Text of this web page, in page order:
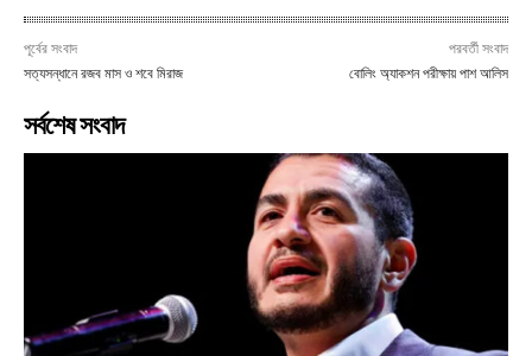
পূর্বের সংবাদ
সত্যসন্ধানে রজব মাস ও শবে মিরাজ
পরবর্তী সংবাদ
বোলিং অ্যাকশন পরীক্ষায় পাশ আলিস
সর্বশেষ সংবাদ